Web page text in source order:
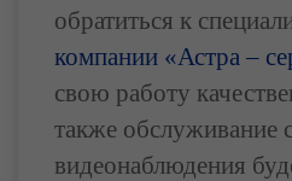
обратиться к
компании «Астра –
свою работу
также обслуживание
видеонаблюдения